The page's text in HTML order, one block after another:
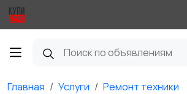
Главная Услуги Ремонт техники